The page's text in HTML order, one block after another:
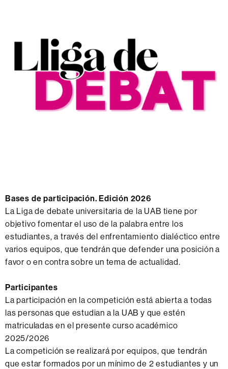
Bases de participación. Edición 2026
La Liga de debate universitaria de la UAB tiene por
objetivo fomentar el uso de la palabra entre los
estudiantes, a través del enfrentamiento dialéctico entre
varios equipos, que tendrán que defender una posición a
favor o en contra sobre un tema de actualidad.
Participantes
La participación en la competición está abierta a todas
las personas que estudian a la UAB y que estén
matriculadas en el presente curso académico
2025/2026
La competición se realizará por equipos, que tendrán
que estar formados por un mínimo de 2 estudiantes y un